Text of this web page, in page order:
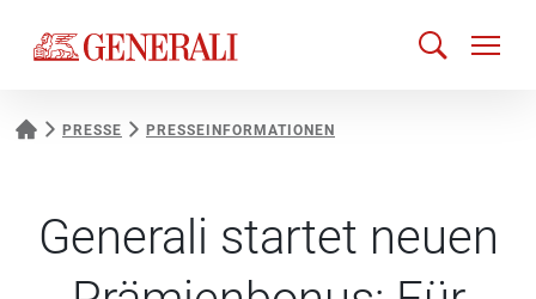
PRESSE PRESSEINFORMATIONEN
Generali startet neuen